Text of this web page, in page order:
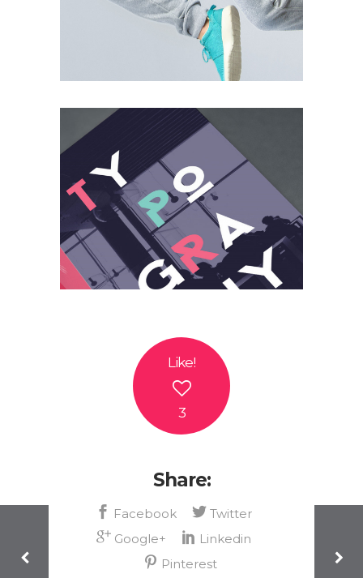
Like!
3
Share: